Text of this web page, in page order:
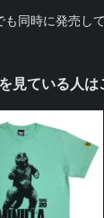
同時に発売し
見ている人